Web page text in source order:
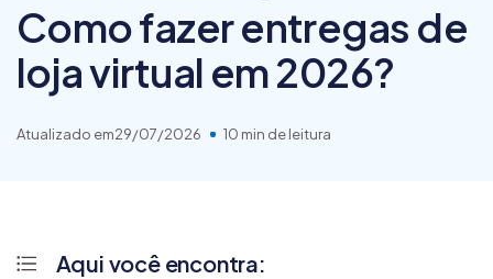
Como fazer entregas de
loja virtual em 2026?
Atualizado em29/07/2026 10 min de leitura
Aqui você encontra: